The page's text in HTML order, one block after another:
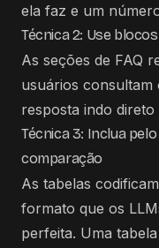
ela faz e um
Técnica 2: Use
As seções de FAQ
usuários consultam
resposta indo
Técnica 3: Inclua
comparação
As tabelas
formato que os
perfeita. Uma